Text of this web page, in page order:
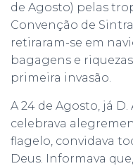
de Agosto) pelas
Convenção de
retiraram-se em
bagagens e
primeira invasão.
A 24 de Agosto, já
celebrava
flagelo, convidava
Deus. Informava